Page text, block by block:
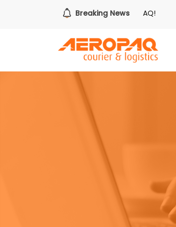
Breaking News
hora de redimir tus libras de Cash PAQ!